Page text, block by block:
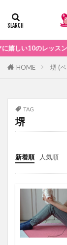
スン （本ページは
HOME 堺 (
TAG
堺
新着順 人気順